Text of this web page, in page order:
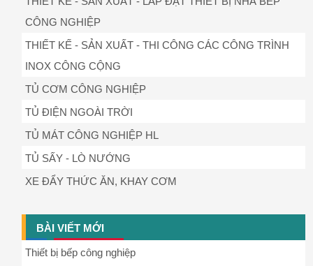
CÔNG NGHIỆP
THIẾT KẾ - SẢN XUẤT - THI CÔNG CÁC CÔNG TRÌNH
INOX CÔNG CỘNG
TỦ CƠM CÔNG NGHIỆP
TỦ ĐIỆN NGOÀI TRỜI
TỦ MÁT CÔNG NGHIỆP HL
TỦ SẤY - LÒ NƯỚNG
XE ĐẨY THỨC ĂN, KHAY CƠM
BÀI VIẾT MỚI
Thiết bị bếp công nghiệp